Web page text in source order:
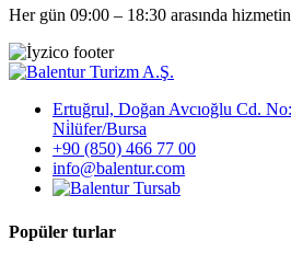
Her gün 09:00 – 18:30 arasında
Ertuğrul, Doğan Avcıoğlu Cd.
Ni̇lüfer/Bursa
+90 (850) 466 77 00
info@balentur.com
Popüler turlar